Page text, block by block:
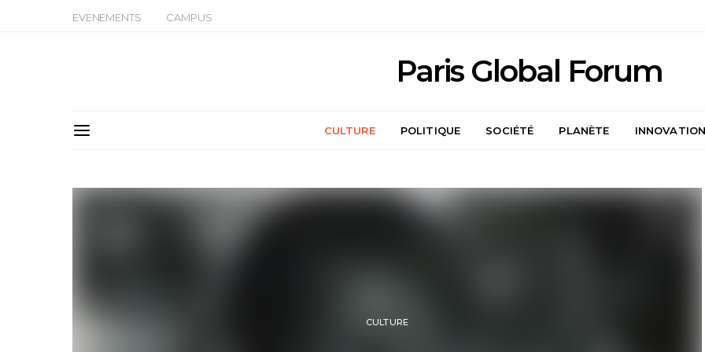
EVENEMENTS CAMPUS
Paris Global Forum
CULTURE POLITIQUE SOCIÉTÉ PLANÈTE
CULTURE